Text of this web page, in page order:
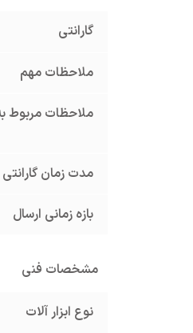
گارانتی
ملاحظات مهم
ملاحظات مربوط
مدت زمان گارانتی
بازه زمانی ارسال
مشخصات فنی
نوع ابزار آلات